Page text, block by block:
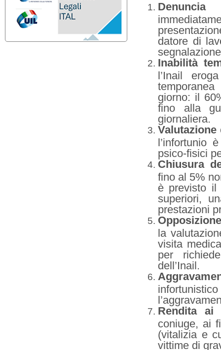
Denuncia
datore di
Inabilità
l’Inail
giorno: il
fino alla
giornaliera.
l’infortunio
psico-fisici
Chiusura
fino al 5%
è previsto il
superiori,
prestazioni
la
visita
per
dell’Inail.
Rendita ai
coniuge, ai
(vitalizia e
vittime di